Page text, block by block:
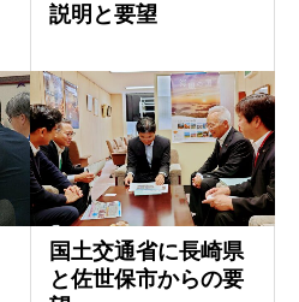
説明と要望
国土交通省に長崎県
と佐世保市からの要